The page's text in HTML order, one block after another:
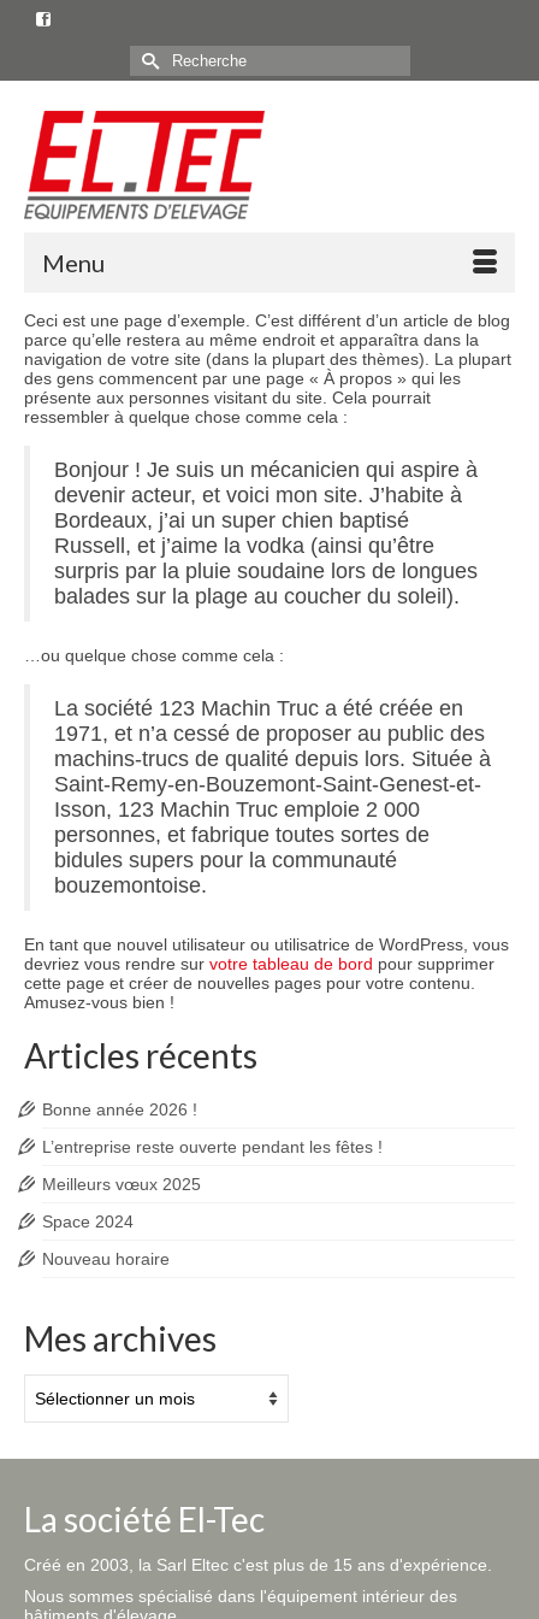
Rechercher :
Menu
Ceci est une page d’exemple. C’est différent d’un article de blog
parce qu’elle restera au même endroit et apparaîtra dans la
navigation de votre site (dans la plupart des thèmes). La plupart
des gens commencent par une page « À propos » qui les
présente aux personnes visitant du site. Cela pourrait
ressembler à quelque chose comme cela :
Bonjour ! Je suis un mécanicien qui aspire à
devenir acteur, et voici mon site. J’habite à
Bordeaux, j’ai un super chien baptisé
Russell, et j’aime la vodka (ainsi qu’être
surpris par la pluie soudaine lors de longues
balades sur la plage au coucher du soleil).
…ou quelque chose comme cela :
La société 123 Machin Truc a été créée en
1971, et n’a cessé de proposer au public des
machins-trucs de qualité depuis lors. Située à
Saint-Remy-en-Bouzemont-Saint-Genest-et-
Isson, 123 Machin Truc emploie 2 000
personnes, et fabrique toutes sortes de
bidules supers pour la communauté
bouzemontoise.
En tant que nouvel utilisateur ou utilisatrice de WordPress, vous
devriez vous rendre sur votre tableau de bord pour supprimer
cette page et créer de nouvelles pages pour votre contenu.
Amusez-vous bien !
Articles récents
Bonne année 2026 !
L’entreprise reste ouverte pendant les fêtes !
Meilleurs vœux 2025
Space 2024
Nouveau horaire
Mes archives
archives
La société El-Tec
Créé en 2003, la Sarl Eltec c'est plus de 15 ans d'expérience.
Nous sommes spécialisé dans l'équipement intérieur des